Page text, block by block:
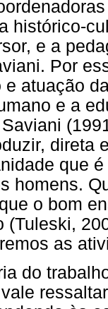
histórico-
e a
Por
e atuação
e a
direta
que
homens.
o bom
(Tuleski,
as
do